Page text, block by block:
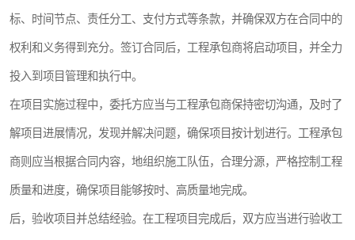
标、时间节点、责任分工、支付方式等条款，并确保双方在合同中的
权利和义务得到充分。签订合同后，工程承包商将启动项目，并全力
投入到项目管理和执行中。
在项目实施过程中，委托方应当与工程承包商保持密切沟通，及时了
解项目进展情况，发现并解决问题，确保项目按计划进行。工程承包
商则应当根据合同内容，地组织施工队伍，合理分源，严格控制工程
质量和进度，确保项目能够按时、高质量地完成。
后，验收项目并总结经验。在工程项目完成后，双方应当进行验收工